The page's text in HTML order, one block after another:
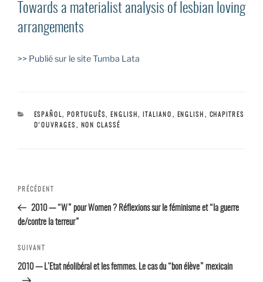
Towards a materialist analysis of lesbian loving
arrangements
>> Publié sur le site Tumba Lata
CATÉGORIES
ESPAÑOL, PORTUGUÊS, ENGLISH, ITALIANO , ENGLISH , CHAPITRES
D'OUVRAGES, NON CLASSÉ
Navigation
de l’article
Article
précédent
PRÉCÉDENT
2010 — “W” pour Women ? Réflexions sur le féminisme et “la guerre
de/contre la terreur”
Article
suivant
SUIVANT
2010 — L’Etat néolibéral et les femmes. Le cas du “bon élève” mexicain